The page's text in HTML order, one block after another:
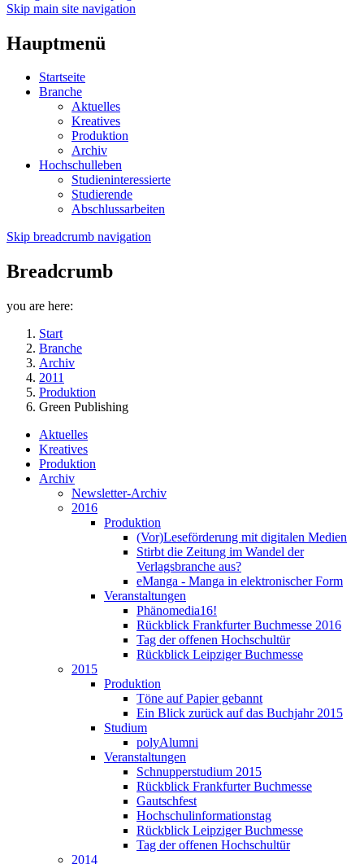
Skip main site navigation
Hauptmenü
Startseite
Branche
Aktuelles
Kreatives
Produktion
Archiv
Hochschulleben
Studieninteressierte
Studierende
Abschlussarbeiten
Skip breadcrumb navigation
Breadcrumb
you are here:
Start
Branche
Archiv
2011
Produktion
Green Publishing
Aktuelles
Kreatives
Produktion
Archiv
Newsletter-Archiv
2016
Produktion
(Vor)Leseförderung mit digitalen Medien
Stirbt die Zeitung im Wandel der
Verlagsbranche aus?
eManga - Manga in elektronischer Form
Veranstaltungen
Phänomedia16!
Rückblick Frankfurter Buchmesse 2016
Tag der offenen Hochschultür
Rückblick Leipziger Buchmesse
2015
Produktion
Töne auf Papier gebannt
Ein Blick zurück auf das Buchjahr 2015
Studium
polyAlumni
Veranstaltungen
Schnupperstudium 2015
Rückblick Frankfurter Buchmesse
Gautschfest
Hochschulinformationstag
Rückblick Leipziger Buchmesse
Tag der offenen Hochschultür
2014